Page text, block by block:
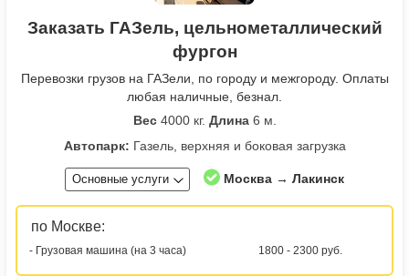
Заказать ГАЗель, цельнометаллический
фургон
Перевозки грузов на ГАЗели, по городу и межгороду. Оплаты
любая наличные, безнал.
Вес4000 кг. Длина6 м.
Автопарк: Газель, верхняя и боковая загрузка
Основные услуги Москва → Лакинск
по Москве:
- Грузовая машина (на 3 часа) 1800 - 2300 руб.